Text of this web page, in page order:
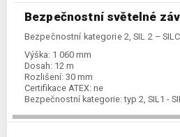
Bezpečnostní světelné
Bezpečnostní kategorie 2, SIL 2 –
Výška: 1 060 mm
Dosah: 12 m
Rozlišení: 30 mm
Certifikace ATEX: ne
Bezpečnostní kategorie: typ 2, SIL1 -